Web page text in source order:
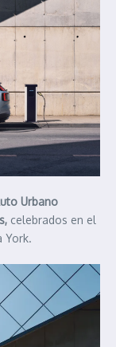
Urbano
celebrados en el
York.